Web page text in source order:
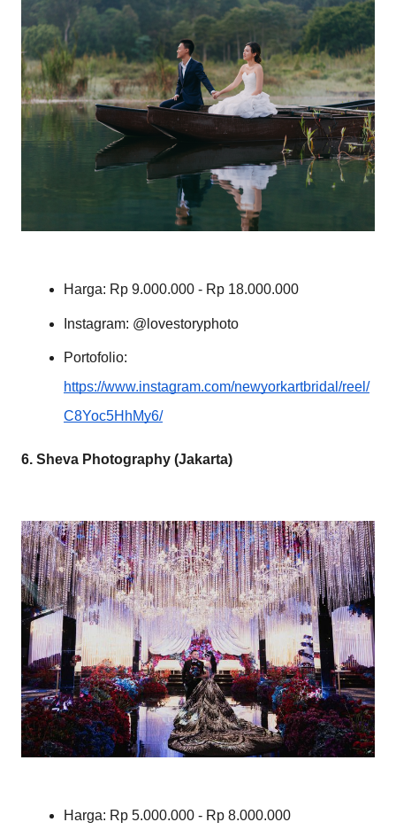
Harga: Rp 9.000.000 - Rp 18.000.000
Instagram: @lovestoryphoto
Portofolio:
https://www.instagram.com/newyorkartbridal/reel/
C8Yoc5HhMy6/
6. Sheva Photography (Jakarta)
Harga: Rp 5.000.000 - Rp 8.000.000